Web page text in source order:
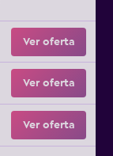
Ver oferta
Ver oferta
Ver oferta